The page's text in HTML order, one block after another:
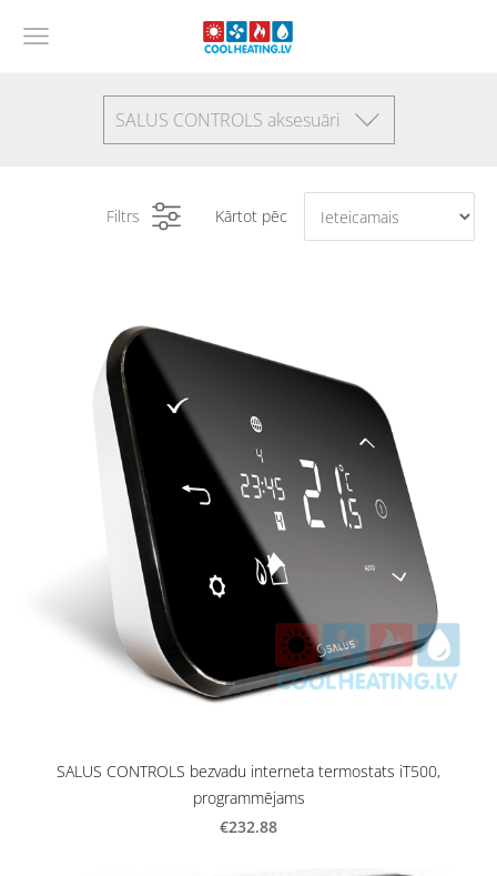
SALUS CONTROLS aksesuāri
Filtrs Kārtot pēc
SALUS CONTROLS bezvadu interneta termostats iT500,
programmējams
€232.88